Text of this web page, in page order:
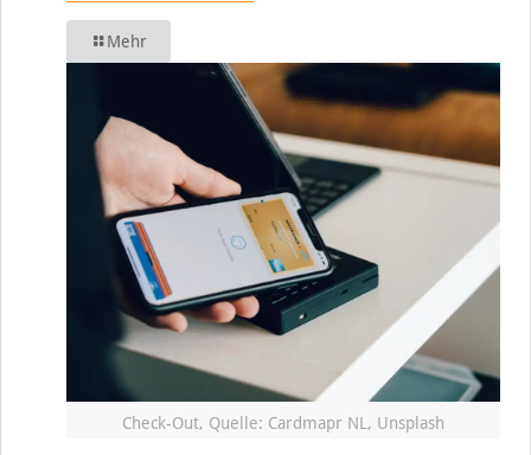
Mehr
Check-Out, Quelle: Cardmapr NL, Unsplash